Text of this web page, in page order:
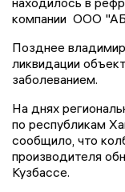
компании ООО
Позднее
ликвидации
заболеванием.
На днях
по республикам
сообщило, что
производителя
Кузбассе.